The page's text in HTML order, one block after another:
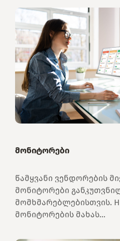
მონიტორები
წამყვანი ვენდორების
მონიტორები
მომხმარებლებისთვის.
მონიტორების მახას...